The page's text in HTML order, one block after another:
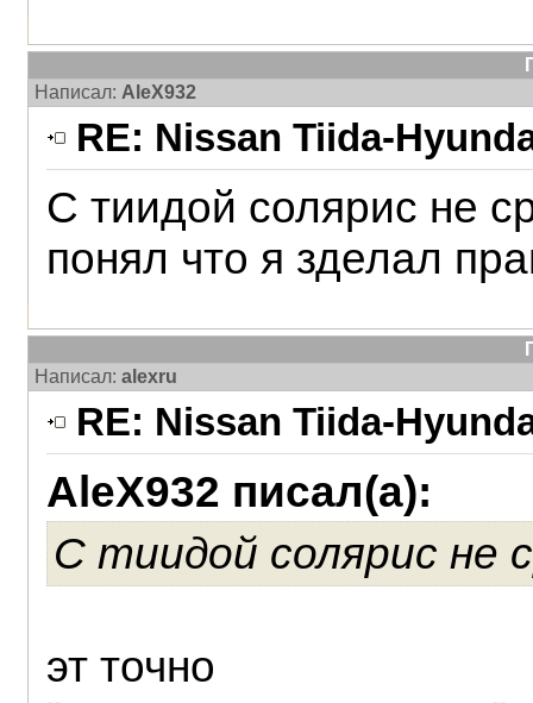
Написал: AleX932
RE: Nissan Tiida-
С тиидой солярис не
понял что я зделал
Написал: alexru
RE: Nissan Tiida-
AleX932 писал(а):
С тиидой солярис не
эт точно